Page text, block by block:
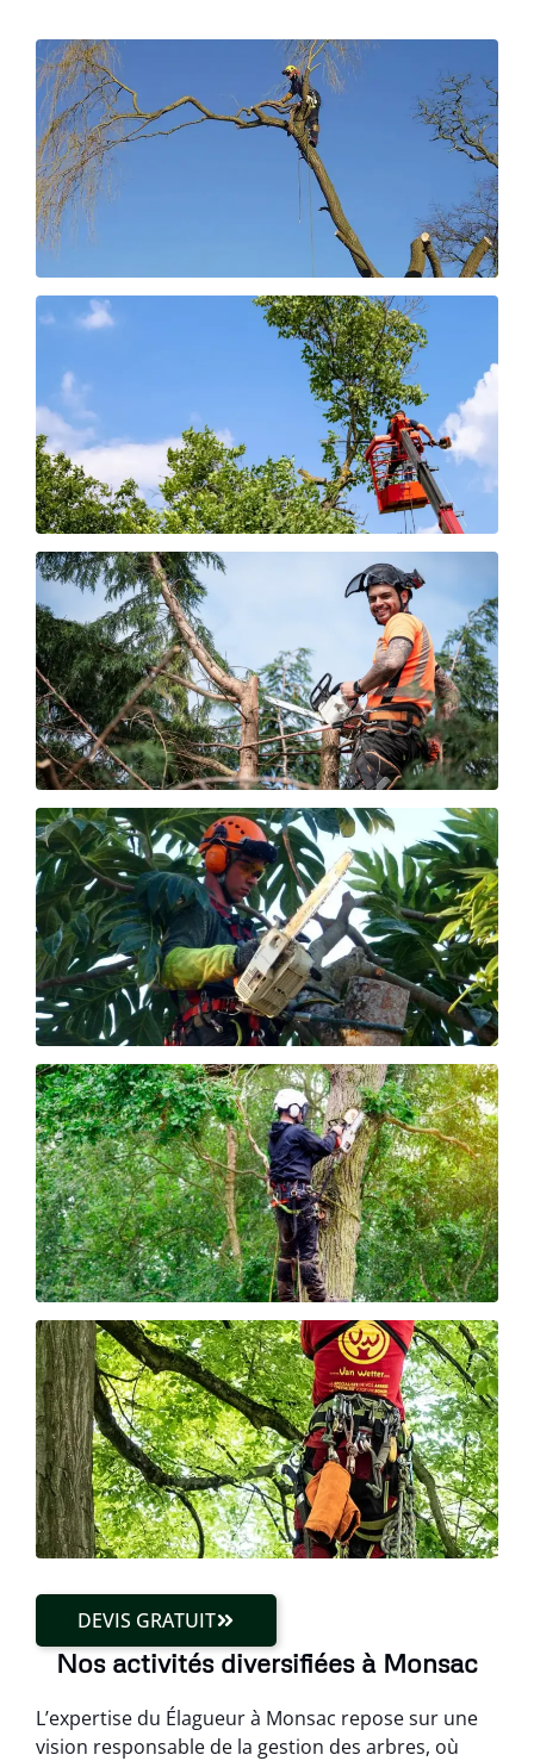
DEVIS GRATUIT
Nos activités diversifiées à Monsac
L’expertise du Élagueur à Monsac repose sur une
vision responsable de la gestion des arbres, où